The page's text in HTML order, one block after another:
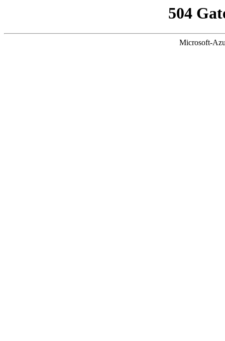
504
Microsoft-